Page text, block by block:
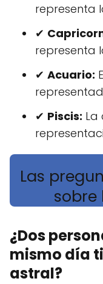
representa
✔
representa
✔ Acuario:
✔ Piscis: La
Las
¿Dos
mismo día
astral?